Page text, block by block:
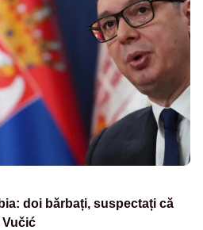
doi bărbați, suspectați că
Vučić